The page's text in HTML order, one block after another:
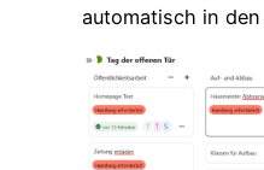
automatisch in